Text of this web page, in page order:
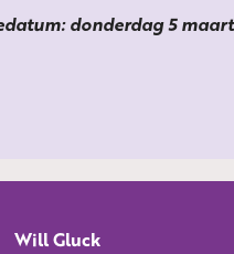
donderdag 5
Will Gluck